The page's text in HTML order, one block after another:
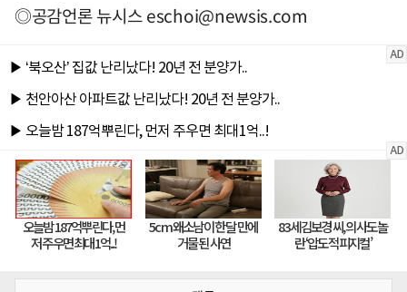
◎공감언론 뉴시스eschoi@newsis.com